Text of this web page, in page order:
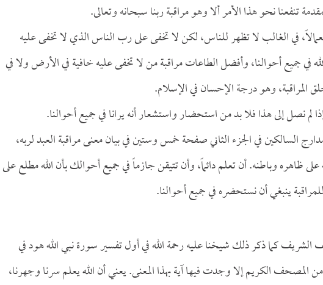
تنفعنا نحو هذا الأمر ألا وهو مراقبة ربنا سبحانه وتعالى.
في الغالب لا تظهر للناس، لكن لا تخفى على رب الناس الذي لا تخفى عليه
في جميع أحوالنا، وأفضل الطاعات مراقبة من لا تخفى عليه خافية في الأرض ولا في
المراقبة، وهو درجة الإحسان في الإسلام.
لم نصل إلى هذا فلا بد من استحضار واستشعار أنه يرانا في جميع أحوالنا.
السالكين في الجزء الثاني صفحة خمس وستين في بيان معنى مراقبة العبد لربه،
على ظاهره وباطنه. أن تعلم دائماً، وأن تتيقن جازماً في جميع أحوالك بأن الله مطلع على
ينبغي أن نستحضره في جميع أحوالنا.
كما ذكر ذلك شيخنا عليه رحمة الله في أول تفسير سورة نبي الله هود في
الكريم إلا وجدت فيها آية بهذا المعنى. يعني أن الله يعلم سرنا وجهرنا،